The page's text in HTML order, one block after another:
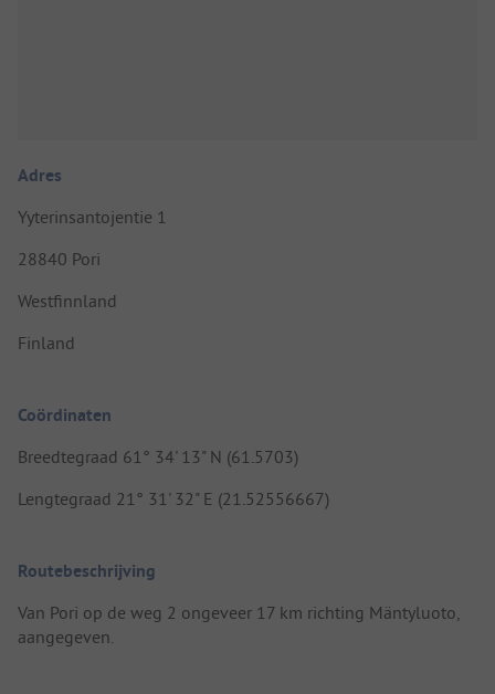
Adres
Yyterinsantojentie 1
28840 Pori
Westfinnland
Finland
Coördinaten
Breedtegraad 61° 34' 13" N (61.5703)
Lengtegraad 21° 31' 32" E (21.52556667)
Routebeschrijving
Van Pori op de weg 2 ongeveer 17 km richting Mäntyluoto,
aangegeven.